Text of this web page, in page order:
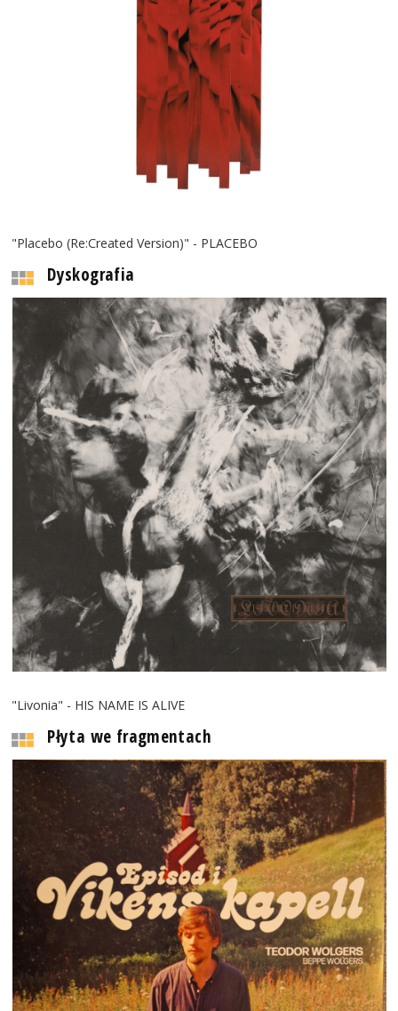
"Placebo (Re:Created Version)" - PLACEBO
Dyskografia
"Livonia" - HIS NAME IS ALIVE
Płyta we fragmentach